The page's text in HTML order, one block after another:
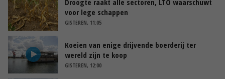
voor lege schappen
GISTEREN, 11:05
Koeien van enige drijvende boerderij ter
wereld zijn te koop
GISTEREN, 12:00